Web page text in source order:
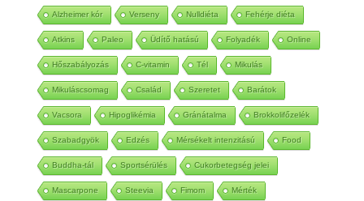
Alzheimer kór Verseny Nulldiéta Fehérje diéta
Atkins Paleo Üdítő hatású Folyadék Online
Hőszabályozás C-vitamin Tél Mikulás
Mikuláscsomag Család Szeretet Barátok
Vacsora Hipoglikémia Gránátalma Brokkolifőzelék
Szabadgyök Edzés Mérsékelt intenzitású Food
Buddha-tál Sportsérülés Cukorbetegség jelei
Mascarpone Steevia Fimom Mérték